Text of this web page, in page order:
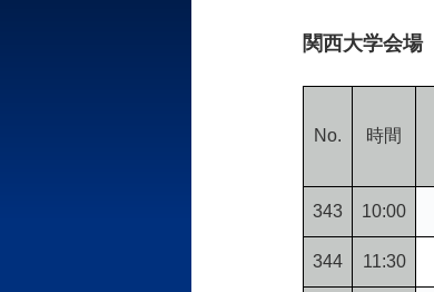
関西大学会場
No. 時間
343 10:00
344 11:30